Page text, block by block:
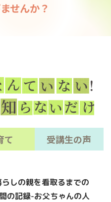
せんか？
て 受講生の声
しの親を看取るまでの
の記録-お父ちゃんの人